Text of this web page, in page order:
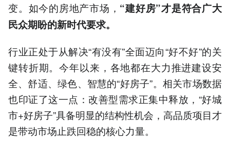
变。如今的房地产市场， “建好房”才是符合广大
民众期盼的新时代要求。
行业正处于从解决“有没有”全面迈向“好不好”的关
键转折期。今年以来，各地都在大力推进建设安
全、舒适、绿色、智慧的“好房子”。相关市场数据
也印证了这一点：改善型需求正集中释放，“好城
市+好房子”具备明显的结构性机会，高品质项目才
是带动市场止跌回稳的核心力量。